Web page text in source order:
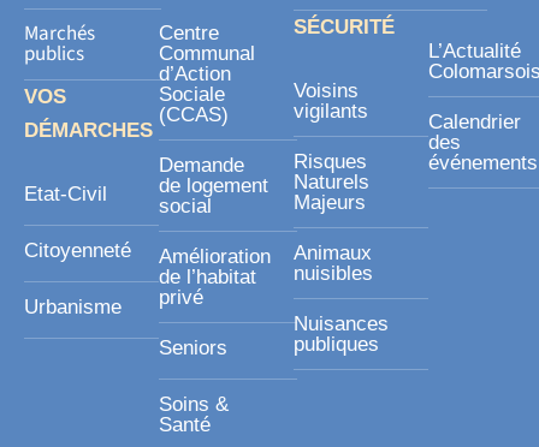
Marchés
publics
VOS
DÉMARCHES
Etat-Civil
Citoyenneté
Urbanisme
Centre
Communal
d’Action
Sociale
(CCAS)
Demande
de logement
social
Amélioration
de l’habitat
privé
Seniors
Soins &
Santé
SÉCURITÉ
Voisins
vigilants
Risques
Naturels
Majeurs
Animaux
nuisibles
Nuisances
publiques
L’Actualité
Calendrier
des
événements